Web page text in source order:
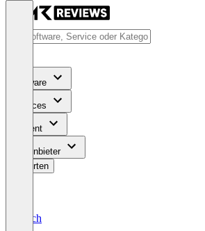
Software
Services
Content
Für Anbieter
Bewerten
Deutsch